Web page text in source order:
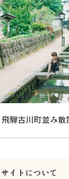
騨古川町並み散
イトについて